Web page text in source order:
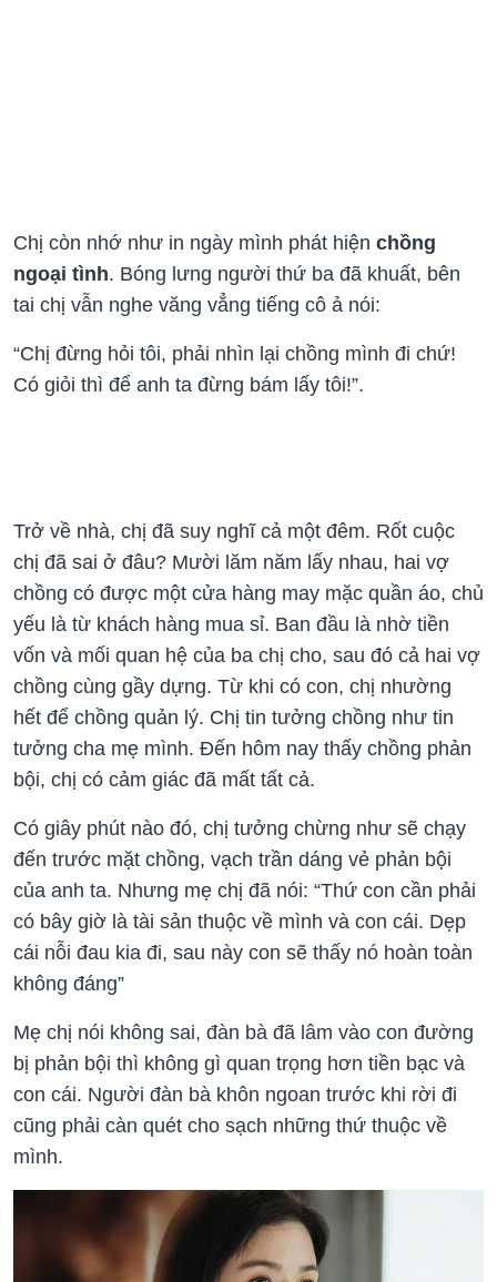
Chị còn nhớ như in ngày mình phát hiện chồng
ngoại tình. Bóng lưng người thứ ba đã khuất, bên
tai chị vẫn nghe văng vẳng tiếng cô ả nói:
“Chị đừng hỏi tôi, phải nhìn lại chồng mình đi chứ!
Có giỏi thì để anh ta đừng bám lấy tôi!”.
Trở về nhà, chị đã suy nghĩ cả một đêm. Rốt cuộc
chị đã sai ở đâu? Mười lăm năm lấy nhau, hai vợ
chồng có được một cửa hàng may mặc quần áo, chủ
yếu là từ khách hàng mua sỉ. Ban đầu là nhờ tiền
vốn và mối quan hệ của ba chị cho, sau đó cả hai vợ
chồng cùng gầy dựng. Từ khi có con, chị nhường
hết để chồng quản lý. Chị tin tưởng chồng như tin
tưởng cha mẹ mình. Đến hôm nay thấy chồng phản
bội, chị có cảm giác đã mất tất cả.
Có giây phút nào đó, chị tưởng chừng như sẽ chạy
đến trước mặt chồng, vạch trần dáng vẻ phản bội
của anh ta. Nhưng mẹ chị đã nói: “Thứ con cần phải
có bây giờ là tài sản thuộc về mình và con cái. Dẹp
cái nỗi đau kia đi, sau này con sẽ thấy nó hoàn toàn
không đáng”
Mẹ chị nói không sai, đàn bà đã lâm vào con đường
bị phản bội thì không gì quan trọng hơn tiền bạc và
con cái. Người đàn bà khôn ngoan trước khi rời đi
cũng phải càn quét cho sạch những thứ thuộc về
mình.